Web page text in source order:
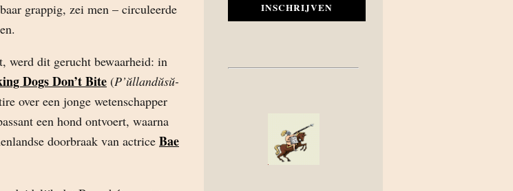
grappig, zei men – circuleerde
werd dit gerucht bewaarheid: in
Dogs Don’t Bite (P’ŭllandŭsŭ-
over een jonge wetenschapper
een hond ontvoert, waarna
doorbraak van actrice Bae
INSCHRIJVEN